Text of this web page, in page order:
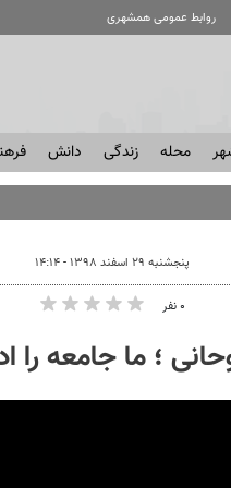
روابط عمومی همشهری
محله زندگی دانش
پنجشنبه ۲۹ اسفند ۱۳۹۸ - ۱۴:۱۴
۰ نفر
؛ ما جامعه را